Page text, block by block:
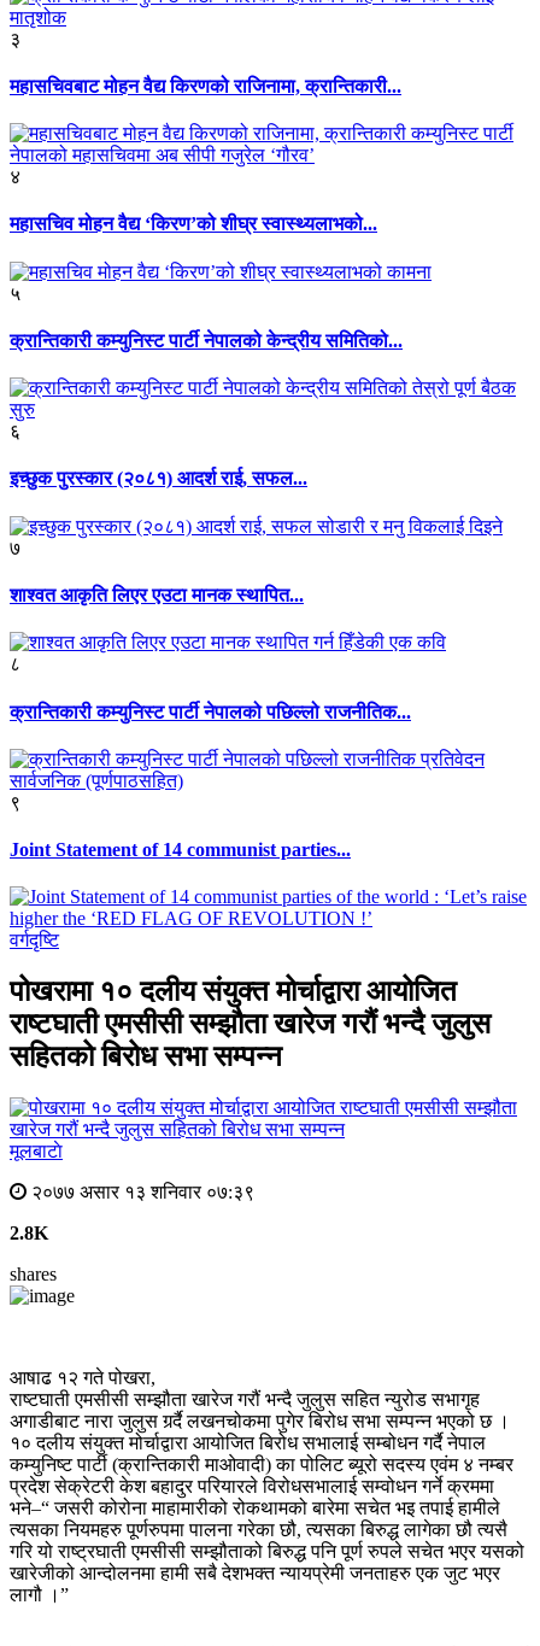
३
महासचिवबाट मोहन वैद्य किरणको राजिनामा, क्रान्तिकारी...
४
महासचिव मोहन वैद्य ‘किरण’को शीघ्र स्वास्थ्यलाभको...
५
क्रान्तिकारी कम्युनिस्ट पार्टी नेपालको केन्द्रीय समितिको...
६
इच्छुक पुरस्कार (२०८१) आदर्श राई, सफल...
७
शाश्वत आकृति लिएर एउटा मानक स्थापित...
८
क्रान्तिकारी कम्युनिस्ट पार्टी नेपालको पछिल्लो राजनीतिक...
९
Joint Statement of 14 communist parties...
वर्गदृष्टि
पोखरामा १० दलीय संयुक्त मोर्चाद्वारा आयोजित
राष्टघाती एमसीसी सम्झौता खारेज गरौं भन्दै जुलुस
सहितको बिरोध सभा सम्पन्न
मूलबाटाे
२०७७ असार १३ शनिवार ०७:३९
2.8K
shares
आषाढ १२ गते पोखरा,
राष्टघाती एमसीसी सम्झौता खारेज गरौं भन्दै जुलुस सहित न्युरोड सभागृह
अगाडीबाट नारा जुलुस गर्र्दै लखनचोकमा पुगेर बिरोध सभा सम्पन्न भएको छ ।
१० दलीय संयुक्त मोर्चाद्वारा आयोजित बिरोध सभालाई सम्बोधन गर्दै नेपाल
कम्युनिष्ट पार्टी (क्रान्तिकारी माओवादी) का पोलिट ब्यूरो सदस्य एवंम ४ नम्बर
प्रदेश सेक्रेटरी केश बहादुर परियारले विरोधसभालाई सम्वोधन गर्ने क्रममा
भने–“ जसरी कोरोना माहामारीको रोकथामको बारेमा सचेत भइ तपाई हामीले
त्यसका नियमहरु पूर्णरुपमा पालना गरेका छौ, त्यसका बिरुद्ध लागेका छौ त्यसै
गरि यो राष्ट्रघाती एमसीसी सम्झौताको बिरुद्ध पनि पूर्ण रुपले सचेत भएर यसको
खारेजीको आन्दोलनमा हामी सबै देशभक्त न्यायप्रेमी जनताहरु एक जुट भएर
लागौ ।”